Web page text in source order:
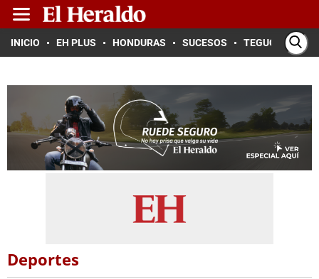
INICIO EH PLUS HONDURAS SUCESOS TEGUCIGALPA
Deportes